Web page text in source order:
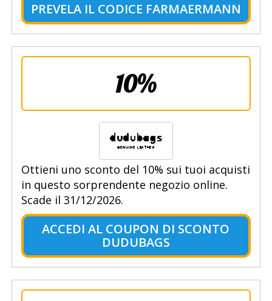
PREVELA IL CODICE FARMAERMANN
10%
Ottieni uno sconto del 10% sui tuoi acquisti
in questo sorprendente negozio online.
Scade il 31/12/2026.
ACCEDI AL COUPON DI SCONTO
DUDUBAGS